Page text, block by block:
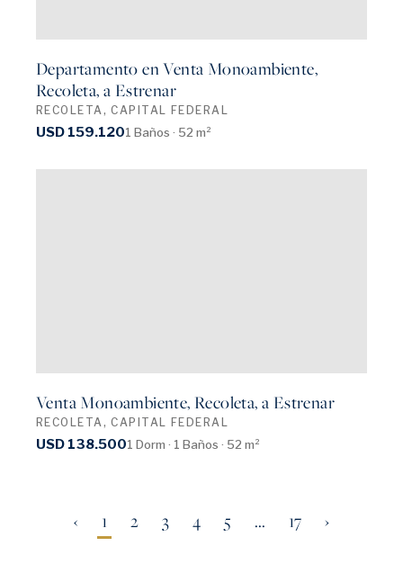
Departamento en Venta Monoambiente,
Recoleta, a Estrenar
RECOLETA, CAPITAL FEDERAL
USD 159.1201 Baños · 52 m²
Venta Monoambiente, Recoleta, a Estrenar
RECOLETA, CAPITAL FEDERAL
USD 138.5001 Dorm · 1 Baños · 52 m²
‹ 1 2 3 4 5 ... 17 ›